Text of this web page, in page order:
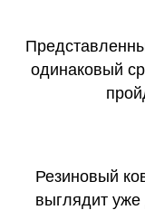
одинаковый
Резиновый
выглядит уже